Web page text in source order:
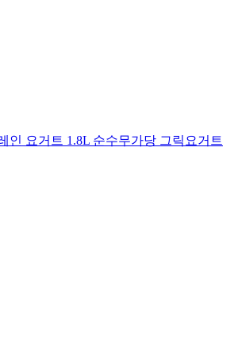
인 요거트 1.8L 순수무가당 그릭요거트